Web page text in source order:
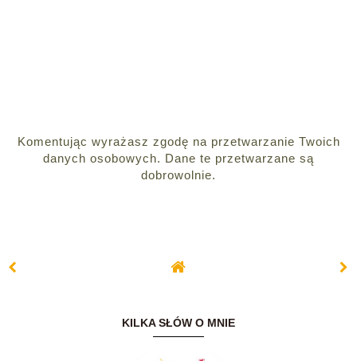
Komentując wyrażasz zgodę na przetwarzanie Twoich
danych osobowych. Dane te przetwarzane są
dobrowolnie.
KILKA SŁÓW O MNIE